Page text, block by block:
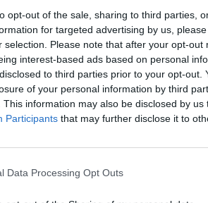
opt-out of the sale, sharing to third parties,
for targeted advertising by us,
selection. Please note that after your opt-out
interest-based ads based on personal
to third parties prior to your opt-out.
of your personal information by third
This information may also be disclosed by
Participants that may further disclose it to
Data Processing Opt Outs
Καρκίνος
Νέα Ελάχιστα
Επεμβατική
Θεραπεία με